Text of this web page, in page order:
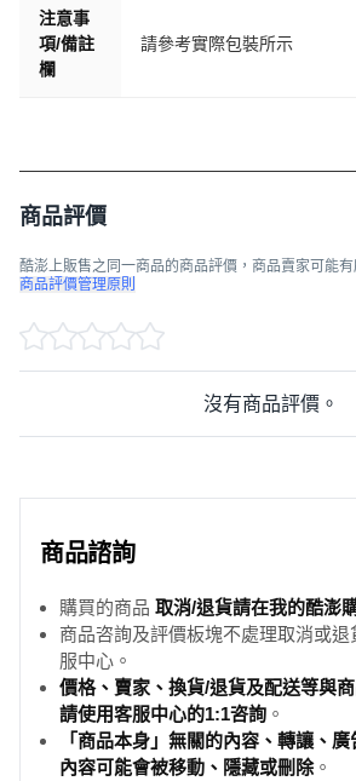
注意事
項/備註
欄
請參考實際包裝所示
商品評價
酷澎上販售之同一商品的商品評價，商品賣家可能有
商品評價管理原則
沒有商品評價。
商品諮詢
購買的商品 取消/退貨請在我的酷澎
商品咨詢及評價板塊不處理取消或
服中心。
價格、賣家、換貨/退貨及配送等與
請使用客服中心的1:1咨詢 。
「商品本身」無關的內容、轉讓、
內容可能會被移動、隱藏或刪除。